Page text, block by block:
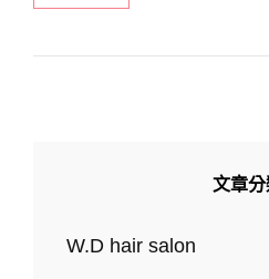
們
象
什
文章分
W.D hair salon